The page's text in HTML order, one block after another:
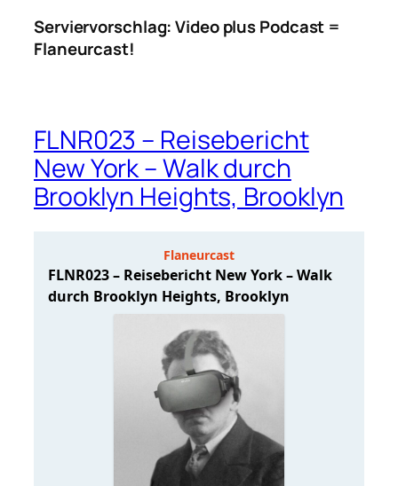
Serviervorschlag: Video plus Podcast =
Flaneurcast!
FLNR023 – Reisebericht
New York – Walk durch
Brooklyn Heights, Brooklyn